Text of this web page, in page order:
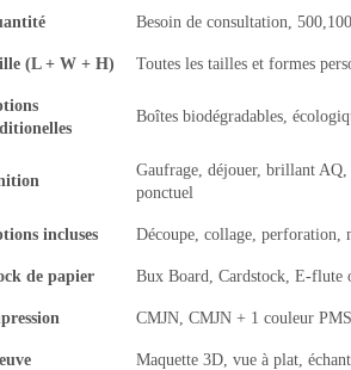
Besoin de consultation,
(L + W + H) Toutes les tailles et formes
Boîtes biodégradables,
Gaufrage, déjouer, brillant
ponctuel
incluses Découpe, collage, perforation,
de papier Bux Board, Cardstock, E-flute
CMJN, CMJN + 1 couleur
Maquette 3D, vue à plat,